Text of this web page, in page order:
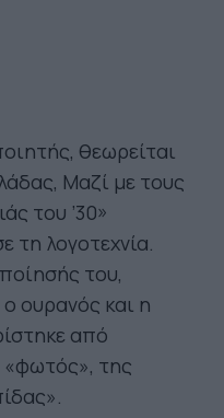
θεωρείται
Μαζί με τους
του ’30»
τη λογοτεχνία.
του,
ουρανός και η
από
της